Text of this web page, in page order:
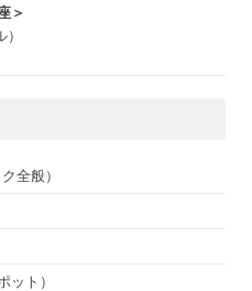
＞
ク全般）
ット）